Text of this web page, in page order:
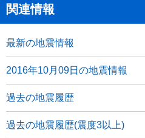
関連情報
最新の地震情報
2016年10月09日の地震情報
過去の地震履歴
過去の地震履歴(震度3以上)